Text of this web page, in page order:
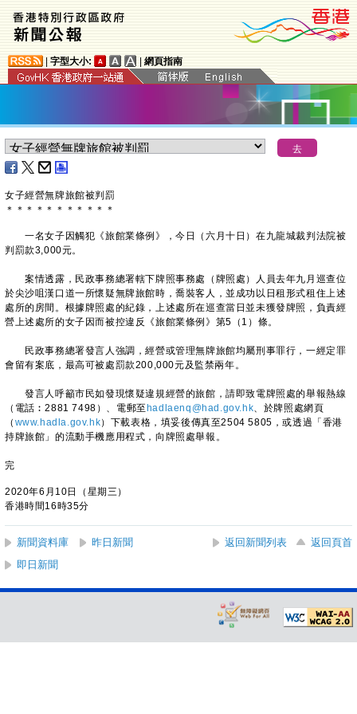
字型大小: 網頁指南
女子經營無牌旅館被判罰
＊ ＊ ＊ ＊ ＊ ＊ ＊ ＊ ＊ ＊ ＊
一名女子因觸犯《旅館業條例》，今日（六月十日）在九龍城裁判法院被
判罰款3,000元。
案情透露，民政事務總署轄下牌照事務處（牌照處）人員去年九月巡查位
於尖沙咀漢口道一所懷疑無牌旅館時，喬裝客人，並成功以日租形式租住上述
處所的房間。根據牌照處的紀錄，上述處所在巡查當日並未獲發牌照，負責經
營上述處所的女子因而被控違反《旅館業條例》第5（1）條。
民政事務總署發言人強調，經營或管理無牌旅館均屬刑事罪行，一經定罪
會留有案底，最高可被處罰款200,000元及監禁兩年。
發言人呼籲市民如發現懷疑違規經營的旅館，請即致電牌照處的舉報熱線
（電話︰2881 7498）、電郵至 hadlaenq@had.gov.hk、於牌照處網頁
（ www.hadla.gov.hk）下載表格，填妥後傳真至2504 5805，或透過「香港
持牌旅館」的流動手機應用程式，向牌照處舉報。
完
2020年6月10日（星期三）
香港時間16時35分
新聞資料庫 昨日新聞 返回新聞列表
返回頁首
即日新聞